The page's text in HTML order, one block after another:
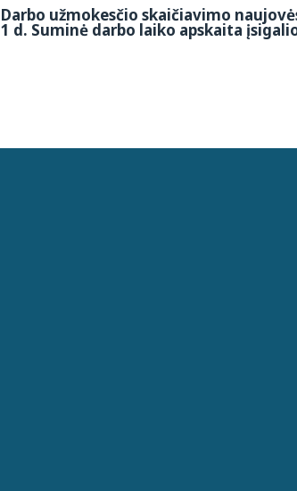
Darbo užmokesčio skaičiavimo
1 d. Suminė darbo laiko apskaita